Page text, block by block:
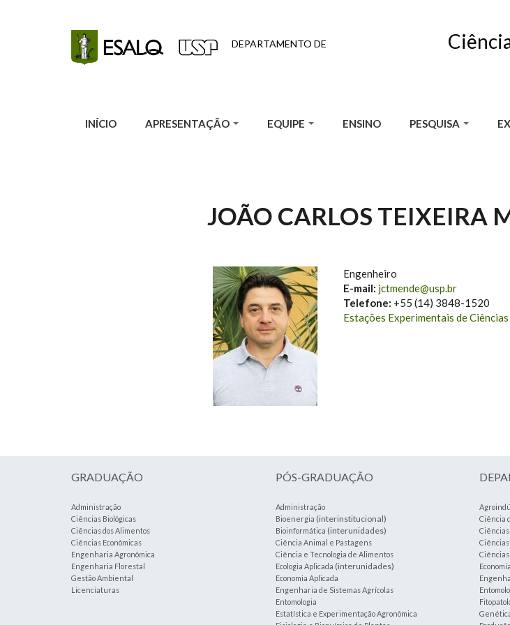
DEPARTAMENTO DE
INÍCIO APRESENTAÇÃO EQUIPE ENSINO PESQUISA
JOÃO CARLOS TEIXEIRA
Engenheiro
E-mail: jctmende@usp.br
Telefone: +55 (14) 3848-1520
Estações Experimentais de
GRADUAÇÃO
Administração
Ciências Biológicas
Ciências dos Alimentos
Ciências Econômicas
Engenharia Agronômica
Engenharia Florestal
Gestão Ambiental
Licenciaturas
PÓS-GRADUAÇÃO
Administração
Bioenergia (interinstitucional)
Bioinformática (interunidades)
Ciência Animal e Pastagens
Ciência e Tecnologia de Alimentos
Ecologia Aplicada (interunidades)
Economia Aplicada
Engenharia de Sistemas Agrícolas
Entomologia
Estatística e Experimentação Agronômica
Ciência
Ciências
Ciências